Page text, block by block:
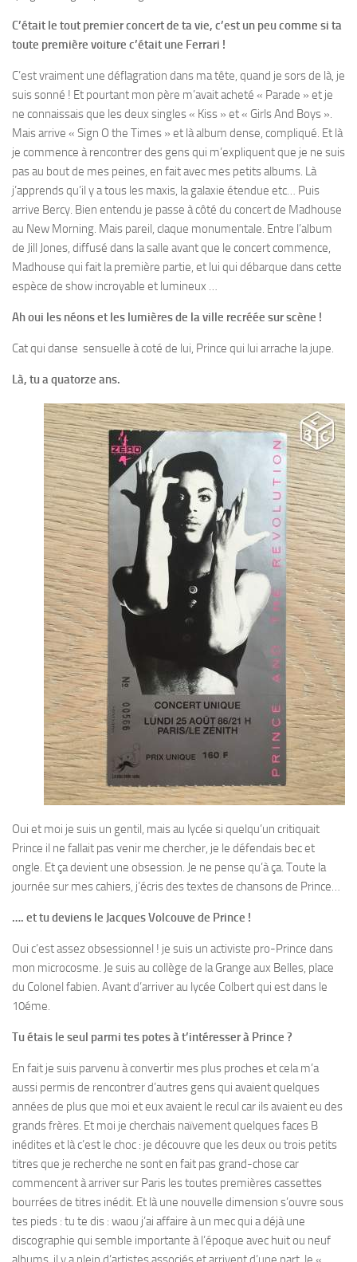
C’était le tout premier concert de ta vie, c’est un peu comme si ta
toute première voiture c’était une Ferrari !
C’est vraiment une déflagration dans ma tête, quand je sors de là, je
suis sonné ! Et pourtant mon père m’avait acheté « Parade » et je
ne connaissais que les deux singles « Kiss » et « Girls And Boys ».
Mais arrive « Sign O the Times » et là album dense, compliqué. Et là
je commence à rencontrer des gens qui m’expliquent que je ne suis
pas au bout de mes peines, en fait avec mes petits albums. Là
j’apprends qu’il y a tous les maxis, la galaxie étendue etc… Puis
arrive Bercy. Bien entendu je passe à côté du concert de Madhouse
au New Morning. Mais pareil, claque monumentale. Entre l’album
de Jill Jones, diffusé dans la salle avant que le concert commence,
Madhouse qui fait la première partie, et lui qui débarque dans cette
espèce de show incroyable et lumineux …
Ah oui les néons et les lumières de la ville recréée sur scène !
Cat qui danse sensuelle à coté de lui, Prince qui lui arrache la jupe.
Là, tu a quatorze ans.
Oui et moi je suis un gentil, mais au lycée si quelqu’un critiquait
Prince il ne fallait pas venir me chercher, je le défendais bec et
ongle. Et ça devient une obsession. Je ne pense qu’à ça. Toute la
journée sur mes cahiers, j’écris des textes de chansons de Prince…
…. et tu deviens le Jacques Volcouve de Prince !
Oui c’est assez obsessionnel ! je suis un activiste pro-Prince dans
mon microcosme. Je suis au collège de la Grange aux Belles, place
du Colonel fabien. Avant d’arriver au lycée Colbert qui est dans le
10éme.
Tu étais le seul parmi tes potes à t’intéresser à Prince ?
En fait je suis parvenu à convertir mes plus proches et cela m’a
aussi permis de rencontrer d’autres gens qui avaient quelques
années de plus que moi et eux avaient le recul car ils avaient eu des
grands frères. Et moi je cherchais naïvement quelques faces B
inédites et là c’est le choc : je découvre que les deux ou trois petits
titres que je recherche ne sont en fait pas grand-chose car
commencent à arriver sur Paris les toutes premières cassettes
bourrées de titres inédit. Et là une nouvelle dimension s’ouvre sous
tes pieds : tu te dis : waou j’ai affaire à un mec qui a déjà une
discographie qui semble importante à l’époque avec huit ou neuf